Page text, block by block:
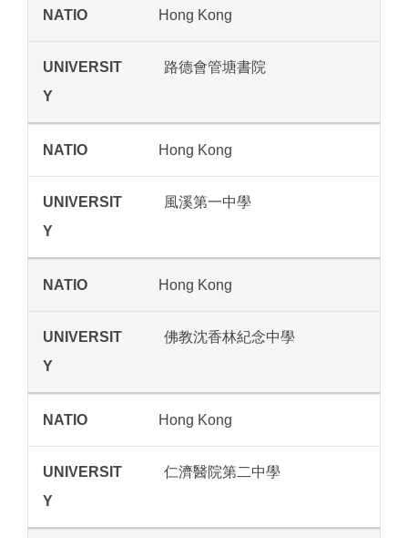
Hong Kong
路德會管塘書院
Hong Kong
風溪第一中學
Hong Kong
佛教沈香林紀念中學
Hong Kong
仁濟醫院第二中學